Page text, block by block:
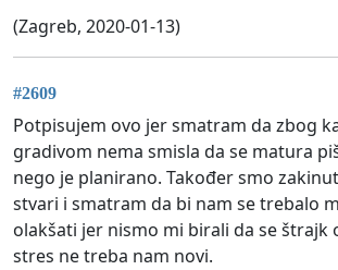
(Zagreb, 2020-01-13)
#2609
Potpisujem ovo jer smatram da zbog
gradivom nema smisla da se matura
nego je planirano. Također smo
stvari i smatram da bi nam se trebalo
olakšati jer nismo mi birali da se štrajk
stres ne treba nam novi.